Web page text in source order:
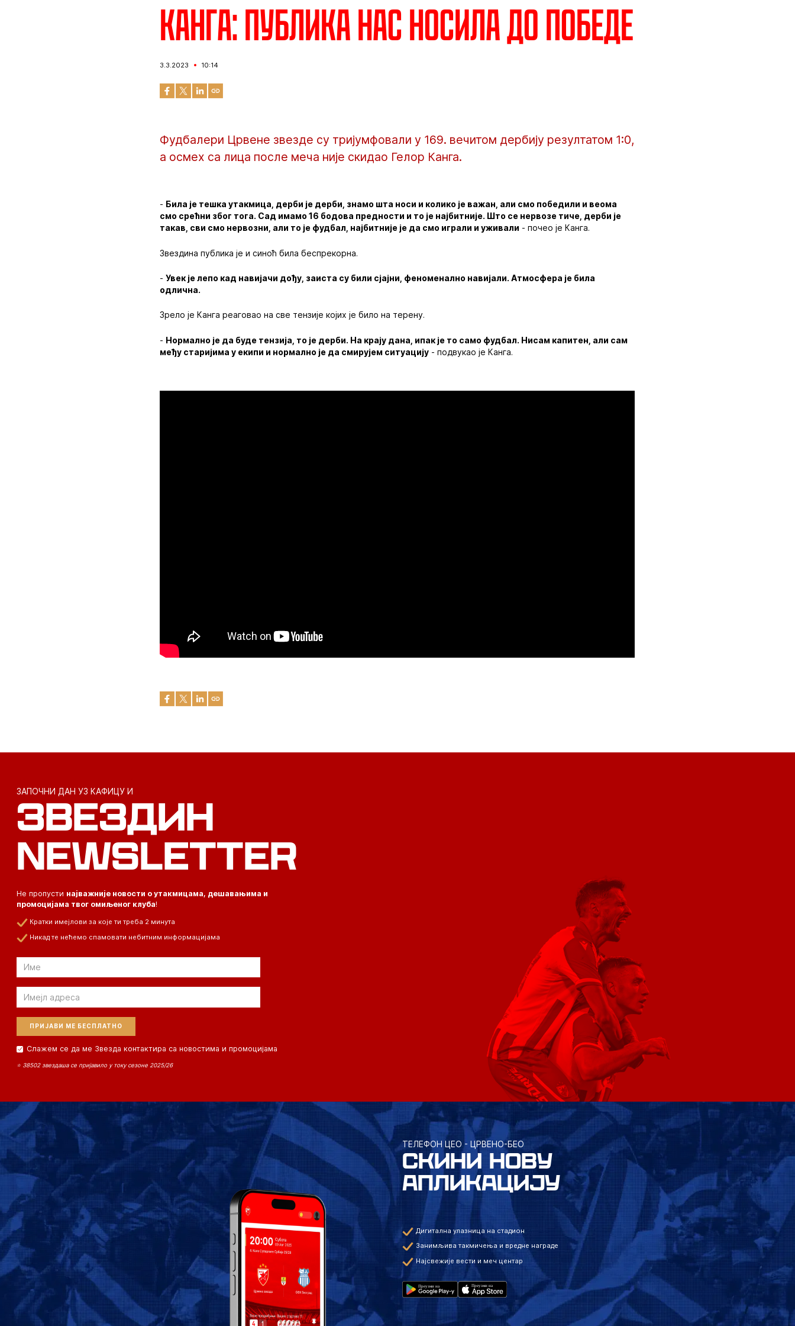
Канга: Публика нас носила до победе
3.3.2023 10:14
Фудбалери Црвене звезде су тријумфовали у 169. вечитом дербију резултатом 1:0,
а осмех са лица после меча није скидао Гелор Канга.
- Била је тешка утакмица, дерби је дерби, знамо шта носи и колико је важан, али смо победили и веома
смо срећни због тога. Сад имамо 16 бодова предности и то је најбитније. Што се нервозе тиче, дерби је
такав, сви смо нервозни, али то је фудбал, најбитније је да смо играли и уживали - почео је Канга.
Звездина публика је и синоћ била беспрекорна.
-Увек је лепо кад навијачи дођу, заиста су били сјајни, феноменално навијали. Атмосфера је била
одлична.
Зрело је Канга реаговао на све тензије којих је било на терену.
- Нормално је да буде тензија, то је дерби. На крају дана, ипак је то само фудбал. Нисам капитен, али сам
међу старијима у екипи и нормално је да смирујем ситуацију - подвукао је Канга.
ЗАПОЧНИ ДАН УЗ КАФИЦУ И
ЗВЕЗДИН
NEWSLETTER
Не пропусти најважније новости о утакмицама, дешавањима и
промоцијама твог омиљеног клуба!
Кратки имејлови за које ти треба 2 минута
Никад те нећемо спамовати небитним информацијама
Email
Email
Слажем се да ме Звезда контактира са новостима и промоцијама
⭐ 38502 звездаша се пријавило у току сезоне 2025/26
ТЕЛЕФОН ЦЕО - ЦРВЕНО-БЕО
СКИНИ НОВУ
АПЛИКАЦИЈУ
Дигитална улазница на стадион
Занимљива такмичења и вредне награде
Најсвежије вести и меч центар